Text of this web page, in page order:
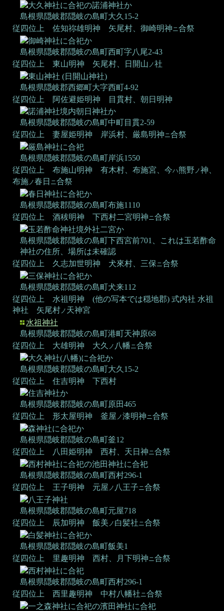
大久神社に合祀の諾浦神社か
島根県隠岐郡隠岐の島町大久15-2
従四位上 佐知祢雄明神
矢尾村、御崎明神 ニ合祭
御崎神社に合祀か
島根県隠岐郡隠岐の島町西町字八尾2-43
従四位上 東山明神
矢尾村、日開山 ノ社
東山神社 (日開山神社)
島根県隠岐郡西郷町大字西町4-92
従四位上 阿佐避姫明神
目貫村、朝日明神
諾浦神社境内朝日神社か
島根県隠岐郡隠岐の島町中町目貫2-59
従四位上 妻屋姫明神
岸浜村、厳島明神 ニ合祭
厳島神社に合祀
島根県隠岐郡隠岐の島町岸浜1550
従四位上 布施山明神
有木村、布施宮、今ハ熊野 ノ神、
布施 ノ春日 ニ合祭
春日神社に合祀か
島根県隠岐郡隠岐の島町布施1110
従四位上 酒秡明神
下西村二宮明神 ニ合祭
玉若酢命神社境外社二宮か
島根県隠岐郡隠岐の島町下西宮前701、これは玉若酢命
神社の住所、場所は未確認
従四位上 久志加世明神
犬來村、三保 ニ合祭
三保神社に合祀か
島根県隠岐郡隠岐の島町犬来112
従四位上 水祖明神 (他の写本では穏地郡) 式内社 水祖
神社
矢尾村 ノ 天神宮
水祖神社
島根県隠岐郡隠岐の島町港町天神原68
従四位上 大雄明神
大久 ノ 八幡 ニ合祭
大久神社(八幡)に合祀か
島根県隠岐郡隠岐の島町大久15-2
従四位上 住吉明神
下西村
住吉神社か
島根県隠岐郡隠岐の島町原田465
従四位上 形太屋明神
釜屋 ノ漆明神 ニ合祭
森神社に合祀か
島根県隠岐郡隠岐の島町釜12
従四位上 八田姫明神
西村、天日神 ニ合祭
西村神社に合祀の池田神社に合祀
島根県隠岐郡隠岐の島町西村296-1
従四位上 王子明神
元屋 ノ 八王子 ニ合祭
八王子神社
島根県隠岐郡隠岐の島町元屋718
従四位上 辰加明神
飯美 ノ 白髪社 ニ合祭
白髪神社に合祀か
島根県隠岐郡隠岐の島町飯美1
従四位上 里趣明神
西村、月下明神 ニ合祭
西村神社に合祀
島根県隠岐郡隠岐の島町西村296-1
従四位上 西里趣明神
中村八幡社 ニ合祭
一之森神社に合祀の濱田神社に合祀